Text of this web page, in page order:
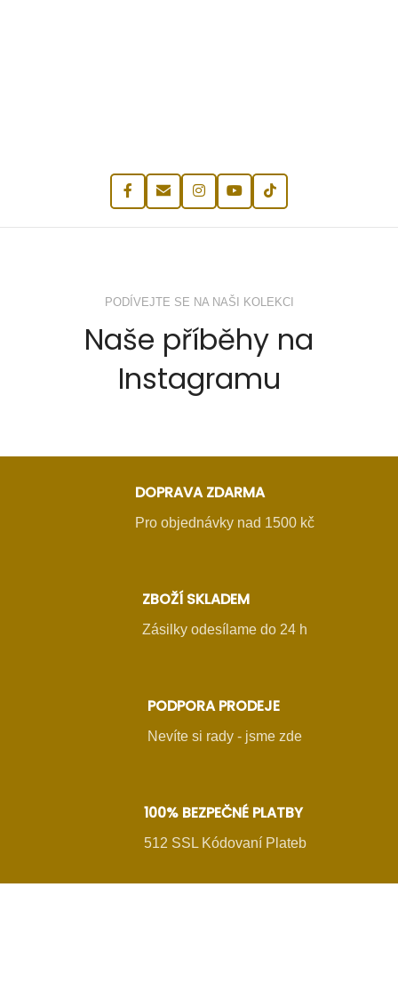
PODÍVEJTE SE NA NAŠI KOLEKCI
Naše příběhy na
Instagramu
DOPRAVA ZDARMA
Pro objednávky nad 1500 kč
ZBOŽÍ SKLADEM
Zásilky odesílame do 24 h
PODPORA PRODEJE
Nevíte si rady - jsme zde
100% BEZPEČNÉ PLATBY
512 SSL Kódovaní Plateb